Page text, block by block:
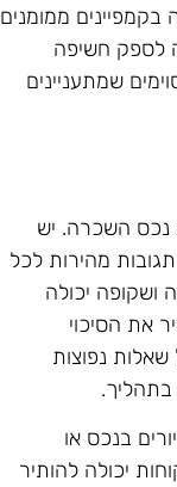
ממומנים
לספק חשיפה
שמתעניינים
נכס השכרה. יש
מהירות לכל
יכולה
את הסיכוי
נפוצות
בנכס או
יכולה להותיר